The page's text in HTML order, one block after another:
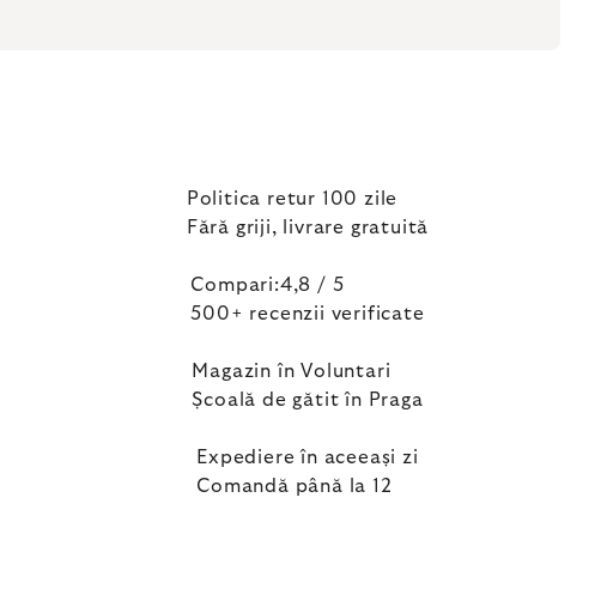
Politica retur 100 zile
Fără griji, livrare gratuită
Compari:4,8 / 5
500+ recenzii verificate
Magazin în Voluntari
Școală de gătit în Praga
Expediere în aceeași zi
Comandă până la 12